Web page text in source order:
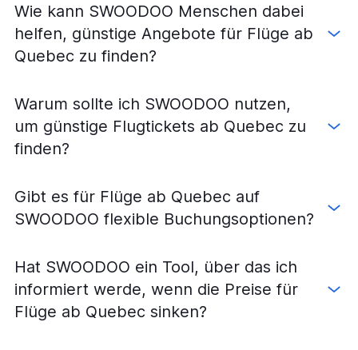
Wie kann SWOODOO Menschen dabei
helfen, günstige Angebote für Flüge ab
Quebec zu finden?
Warum sollte ich SWOODOO nutzen,
um günstige Flugtickets ab Quebec zu
finden?
Gibt es für Flüge ab Quebec auf
SWOODOO flexible Buchungsoptionen?
Hat SWOODOO ein Tool, über das ich
informiert werde, wenn die Preise für
Flüge ab Quebec sinken?